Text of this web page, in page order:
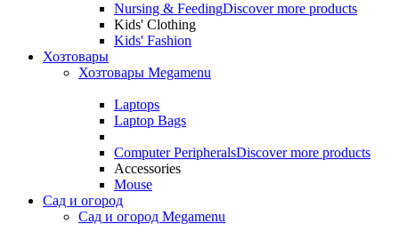
Nursing & FeedingDiscover more products
Kids' Clothing
Kids' Fashion
Хозтовары
Хозтовары Megamenu
Laptops
Laptop Bags
Computer PeripheralsDiscover more products
Accessories
Mouse
Сад и огород
Сад и огород Megamenu